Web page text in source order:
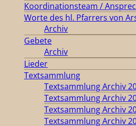
Koordinationsteam /
Worte des hl. Pfarrers von
Archiv
Gebete
Archiv
Lieder
Textsammlung
Textsammlung Archiv
Textsammlung Archiv
Textsammlung Archiv
Textsammlung Archiv